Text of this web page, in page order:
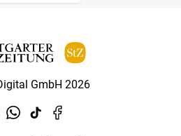
GmbH 2026